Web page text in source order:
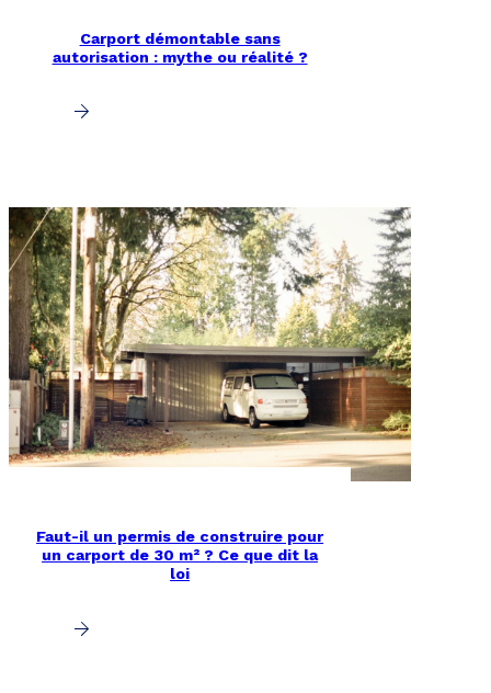
Carport démontable sans
autorisation : mythe ou réalité ?
Faut-il un permis de construire pour
un carport de 30 m² ? Ce que dit la
loi